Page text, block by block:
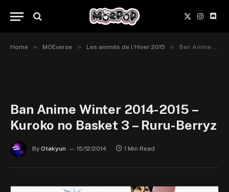
X
(Twitter)
Home » MOEverse » Les animés de l’Hiver 2015 » Ban Anime Winter 2014-2015 – Kuroko no Basket 3 – Ruru-Berryz
Ban Anime Winter 2014-2015 –
Kuroko no Basket 3 – Ruru-Berryz
By Otakyun 15/12/2014 1 Min Read